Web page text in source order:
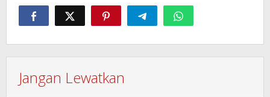
Jangan Lewatkan